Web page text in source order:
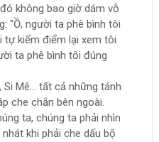
không bao giờ dám vỗ
"Ồ, người ta phê bình tôi
tự kiểm điểm lại xem tôi
ta phê bình tôi đúng
Si Mê... tất cả những tánh
che chắn bên ngoài.
ta, chúng ta phải nhìn
khi phải che dấu bộ